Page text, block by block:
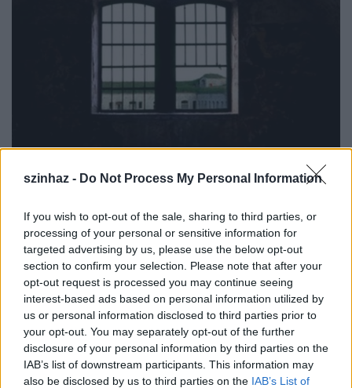
szinhaz - Do Not Process My Personal Information
If you wish to opt-out of the sale, sharing to third parties, or
processing of your personal or sensitive information for
targeted advertising by us, please use the below opt-out
section to confirm your selection. Please note that after your
opt-out request is processed you may continue seeing
interest-based ads based on personal information utilized by
us or personal information disclosed to third parties prior to
your opt-out. You may separately opt-out of the further
disclosure of your personal information by third parties on the
IAB’s list of downstream participants. This information may
also be disclosed by us to third parties on the IAB’s List of
Morfománok városa - a Monostori
Erődben
szinhazhu •2005. július 07.
"(...) az erõd lakói, a morfománok félénkek, csak
ritkán merészkednek elõ. Van, aki úgy tudja, hogy
süket-vakok, vagy szerzetesek, de mások azt
gondolják, hogy fénybõl testesültek meg. Most már
várják Önöket, készültek erre a találkozásra."